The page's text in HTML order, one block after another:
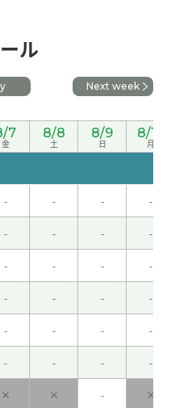
のお力のおかげで
心な先生です。先生
になりたいです。これ
。( 40代 女性 )
谢您！
意。谢谢您，下次
，对我来说很有帮
请多多关照＾＾
ル
Next week
7
金
8/8
土
8/9
日
8/10
月
- - - -
- - - -
- - - -
- - - -
- - - -
- - - -
× × - ×